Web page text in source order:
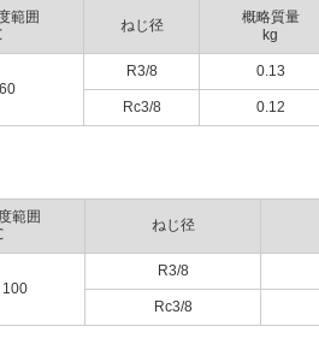
範囲
ねじ径
概略質量
kg
R3/8 0.13
Rc3/8 0.12
範囲
ねじ径
100
R3/8
Rc3/8